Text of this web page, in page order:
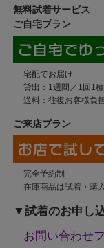
無料試着サービス
ご自宅プラン
宅配でお届け
貸出：1週間／1回1
送料：往復お客様負
ご来店プラン
完全予約制
在庫商品は試着・購
▼試着のお申し
お問い合わせ